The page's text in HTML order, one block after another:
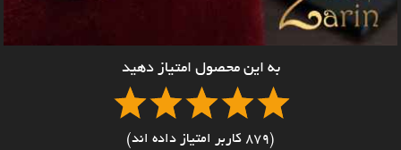
به این محصول امتیاز دهید
(879 کاربر امتیاز داده اند)